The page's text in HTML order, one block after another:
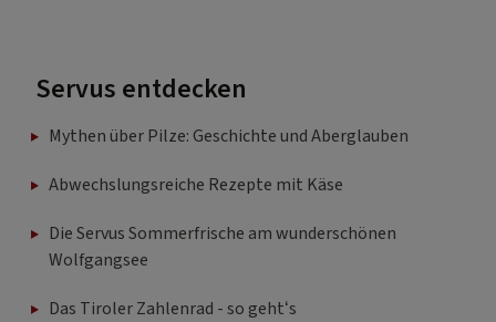
Servus entdecken
Mythen über Pilze: Geschichte und Aberglauben
Abwechslungsreiche Rezepte mit Käse
Die Servus Sommerfrische am wunderschönen
Wolfgangsee
Das Tiroler Zahlenrad - so geht‘s